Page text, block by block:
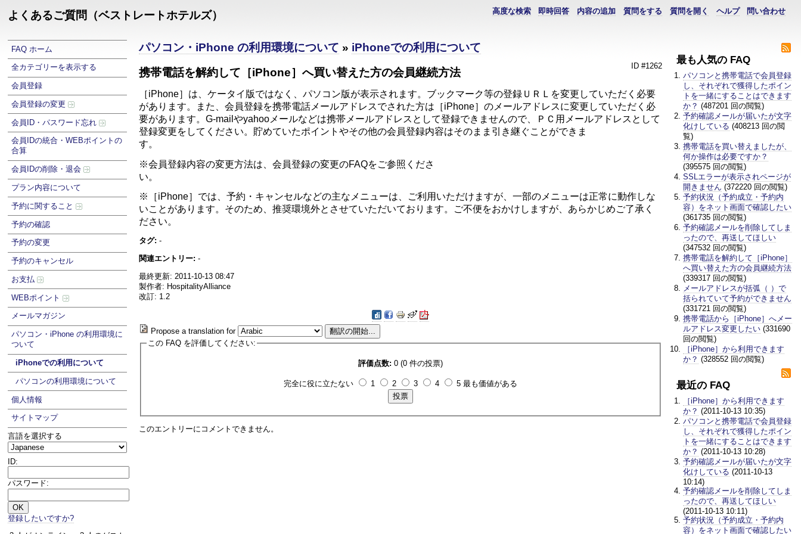
よくあるご質問（ベストレートホテルズ） 問い合わせ
ヘルプ
質問を開く
質問をする
内容の追加
即時回答
高度な検索
FAQ ホーム
全カテゴリーを表示する
会員登録
会員登録の変更
会員ID・パスワード忘れ
会員IDの統合・WEBポイントの
合算
会員IDの削除・退会
プラン内容について
予約に関すること
予約の確認
予約の変更
予約のキャンセル
お支払
WEBポイント
メールマガジン
パソコン・iPhone の利用環境に
ついて
iPhoneでの利用について
パソコンの利用環境について
個人情報
サイトマップ
言語を選択する
ID:
パスワード:
登録したいですか?
最も人気の FAQ
パソコンと携帯電話で会員登録
し、それぞれで獲得したポイン
トを一緒にすることはできます
か？ (487201 回の閲覧)
予約確認メールが届いたが文字
化けしている (408213 回の閲
覧)
携帯電話を買い替えましたが、
何か操作は必要ですか？
(395575 回の閲覧)
SSLエラーが表示されページが
開きません (372220 回の閲覧)
予約状況（予約成立・予約内
容）をネット画面で確認したい
(361735 回の閲覧)
予約確認メールを削除してしま
ったので、再送してほしい
(347532 回の閲覧)
携帯電話を解約して［iPhone］
へ買い替えた方の会員継続方法
(339317 回の閲覧)
メールアドレスが括弧（ ）で
括られていて予約ができません
(331721 回の閲覧)
携帯電話から［iPhone］へメー
ルアドレス変更したい (331690
回の閲覧)
［iPhone］から利用できます
か？ (328552 回の閲覧)
最近の FAQ
［iPhone］から利用できます
か？ (2011-10-13 10:35)
パソコンと携帯電話で会員登録
し、それぞれで獲得したポイン
トを一緒にすることはできます
か？ (2011-10-13 10:28)
予約確認メールが届いたが文字
化けしている (2011-10-13
10:14)
予約確認メールを削除してしま
ったので、再送してほしい
(2011-10-13 10:11)
予約状況（予約成立・予約内
容）をネット画面で確認したい
パソコン・iPhone の利用環境について » iPhoneでの利用について
ID #1262
携帯電話を解約して［iPhone］へ買い替えた方の会員継続方法
［iPhone］は、ケータイ版ではなく、パソコン版が表示されます。ブックマーク等の登録ＵＲＬを変更していただく必要
があります。また、会員登録を携帯電話メールアドレスでされた方は［iPhone］のメールアドレスに変更していただく必
要があります。G-mailやyahooメールなどは携帯メールアドレスとして登録できませんので、ＰＣ用メールアドレスとして
登録変更をしてください。貯めていたポイントやその他の会員登録内容はそのまま引き継ぐことができま
す。
※会員登録内容の変更方法は、会員登録の変更のFAQをご参照くださ
い。
※［iPhone］では、予約・キャンセルなどの主なメニューは、ご利用いただけますが、一部のメニューは正常に動作しな
いことがあります。そのため、推奨環境外とさせていただいております。ご不便をおかけしますが、あらかじめご了承く
ださい。
タグ: -
関連エントリー: -
最終更新: 2011-10-13 08:47
製作者: HospitalityAlliance
改訂: 1.2
Propose a translation for
この FAQ を評価してください:
評価点数: 0 (0 件の投票)
完全に役に立たない 1 2 3 4 5 最も価値がある
このエントリーにコメントできません。